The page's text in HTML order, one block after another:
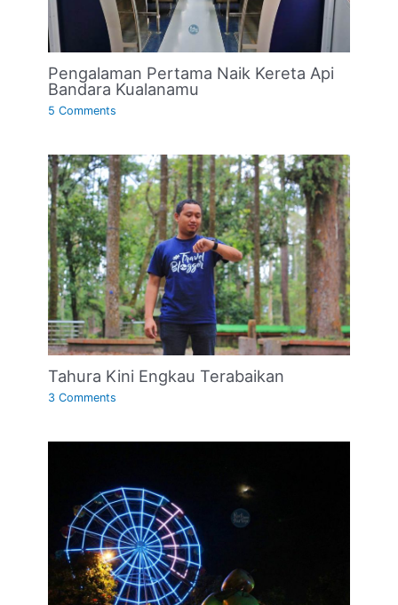
Pengalaman Pertama Naik Kereta Api
Bandara Kualanamu
5 Comments
Tahura Kini Engkau Terabaikan
3 Comments